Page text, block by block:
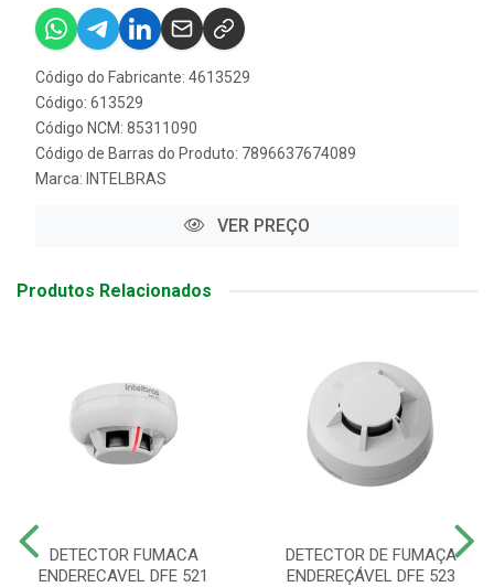
Código do Fabricante: 4613529
Código: 613529
Código NCM: 85311090
Código de Barras do Produto: 7896637674089
Marca: INTELBRAS
VER PREÇO
Produtos Relacionados
DETECTOR FUMACA
ENDERECAVEL DFE 521
DETECTOR DE FUMAÇA
ENDEREÇÁVEL DFE 523